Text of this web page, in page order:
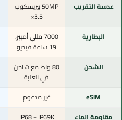
عدسة التقريب
50MP بيريسكوب
3.5×
البطارية
7000 مللي أمبير،
19 ساعة فيديو
الشحن
80 واط مع شاحن
في العلبة
eSIM غير مدعوم
مقاومة الماء
IP68 + IP69K